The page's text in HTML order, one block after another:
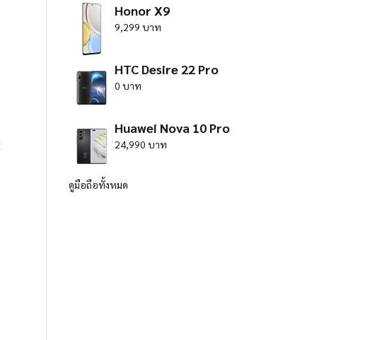
Honor X9
9,299 บาท
HTC Desire 22 Pro
0 บาท
Huawei Nova 10 Pro
24,990 บาท
ดูมือถือทั้งหมด